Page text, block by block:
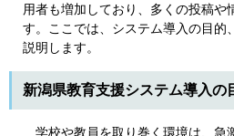
用者も増加しており、多くの投稿や
す。ここでは、システム導入の目的
説明します。
新潟県教育支援システム導入の
学校や教員を取り巻く環境は、急